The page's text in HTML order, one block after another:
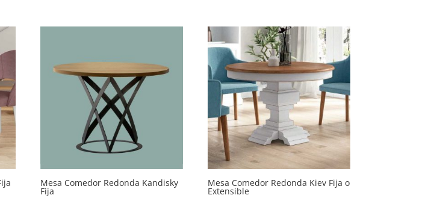
Mesa Comedor Redonda Kandisky
Fija
Mesa Comedor Redonda Kiev Fija o
Extensible